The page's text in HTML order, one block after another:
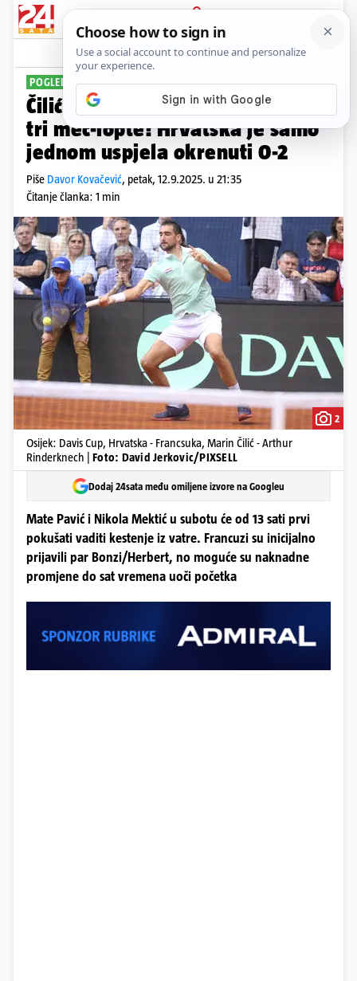
PRIJAVA
Sport Komentari
POGLEDAJTE POSLJEDNJI GEM
Čilić bez šanse, Francuzi imaju
tri meč-lopte! Hrvatska je samo
jednom uspjela okrenuti 0-2
Piše Davor Kovačević, petak, 12.9.2025. u 21:35
Čitanje članka: 1 min
2
Osijek: Davis Cup, Hrvatska - Francsuka, Marin Čilić - Arthur
Rinderknech | Foto: David Jerkovic/PIXSELL
Dodaj 24sata među omiljene izvore na Googleu
Mate Pavić i Nikola Mektić u subotu će od 13 sati prvi
pokušati vaditi kestenje iz vatre. Francuzi su inicijalno
prijavili par Bonzi/Herbert, no moguće su naknadne
promjene do sat vremena uoči početka